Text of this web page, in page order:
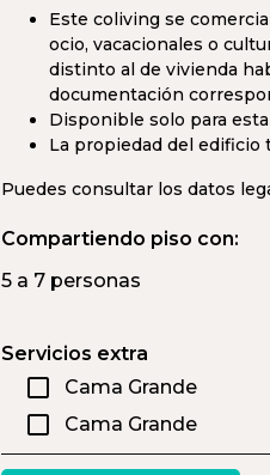
Este coliving se
ocio, vacacionales o
distinto al de vivienda
documentación
Disponible solo para
La propiedad del edificio
Puedes consultar los datos
Compartiendo piso con:
5 a 7 personas
Servicios extra
Cama Grande
Cama Grande